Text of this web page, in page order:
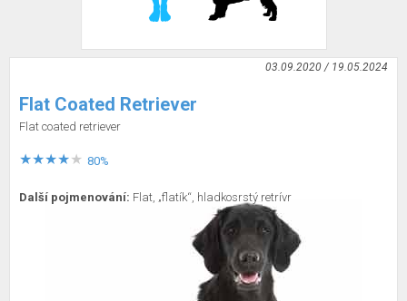
03.09.2020 / 19.05.2024
Flat Coated Retriever
Flat coated retriever
80%
Další pojmenování: Flat, „flatík“, hladkosrstý retrívr